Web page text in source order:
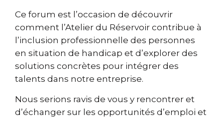
Ce forum est l’occasion de découvrir
comment l’Atelier du Réservoir contribue à
l’inclusion professionnelle des personnes
en situation de handicap et d’explorer des
solutions concrètes pour intégrer des
talents dans notre entreprise.
Nous serions ravis de vous y rencontrer et
d’échanger sur les opportunités d’emploi et